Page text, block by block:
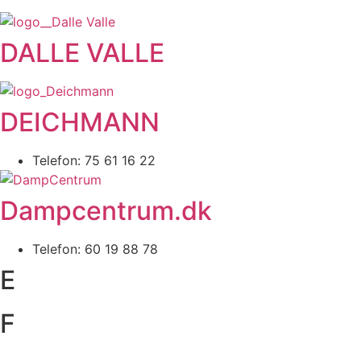
DALLE VALLE
DEICHMANN
Telefon: 75 61 16 22
Dampcentrum.dk
Telefon: 60 19 88 78
E
F